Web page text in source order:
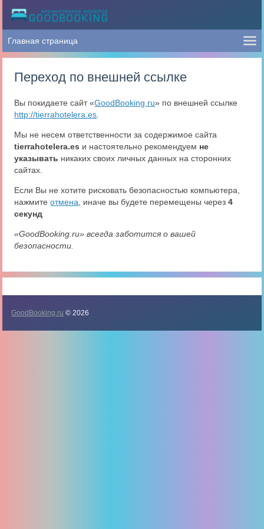
Переход по внешней ссылке
Вы покидаете сайт «GoodBooking.ru» по внешней ссылке
http://tierrahotelera.es
Мы не несем ответственности за содержимое сайта
tierrahotelera.es и настоятельно рекомендуем не
указывать никаких своих личных данных на сторонних
сайтах.
Если Вы не хотите рисковать безопасностью компьютера,
нажмитеотмена , иначе вы будете перемещены через4
секунд
«GoodBooking.ru» всегда заботится о вашей
безопасности.
GoodBooking.ru © 2026